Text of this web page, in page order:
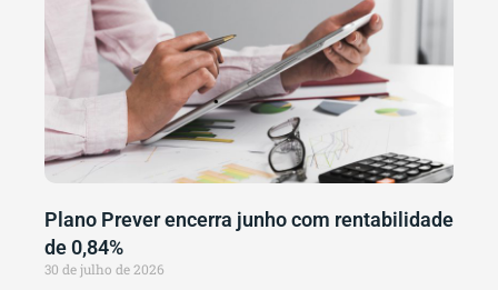
Plano Prever encerra junho com rentabilidade
de 0,84%
30 de julho de 2026